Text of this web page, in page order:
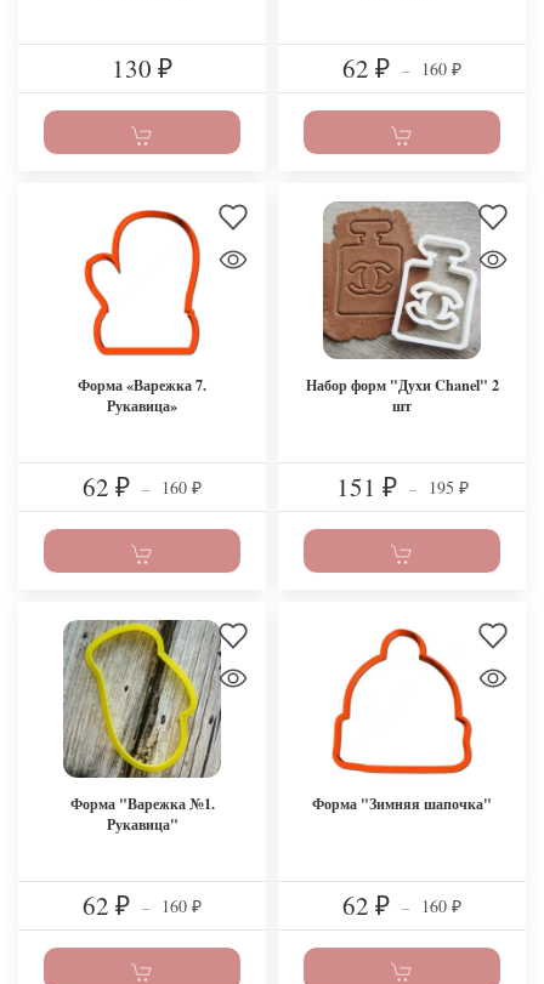
130 ₽ 62 ₽ – 160 ₽
Форма «Варежка 7.
Рукавица»
62 ₽ – 160 ₽
Набор форм "Духи Chanel" 2
шт
151 ₽ – 195 ₽
Форма "Варежка №1.
Рукавица"
62 ₽ – 160 ₽
Форма "Зимняя шапочка"
62 ₽ – 160 ₽